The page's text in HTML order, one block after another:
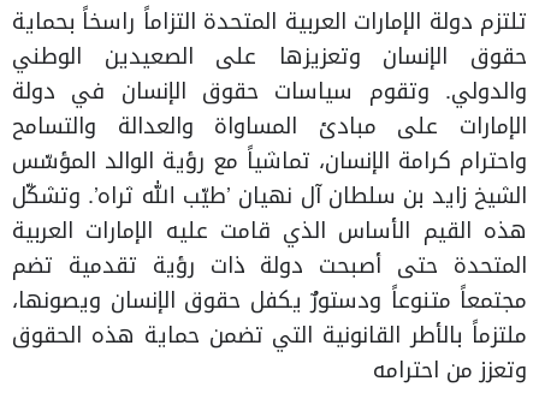
تلتزم دولة الإمارات العربية المتحدة التزاماً راسخاً بحماية
حقوق الإنسان وتعزيزها على الصعيدين الوطني
والدولي. وتقوم سياسات حقوق الإنسان في دولة
الإمارات على مبادئ المساواة والعدالة والتسامح
واحترام كرامة الإنسان، تماشياً مع رؤية الوالد المؤسّس
الشيخ زايد بن سلطان آل نهيان ’طيّب الله ثراه’. وتشكّل
هذه القيم الأساس الذي قامت عليه الإمارات العربية
المتحدة حتى أصبحت دولة ذات رؤية تقدمية تضم
مجتمعاً متنوعاً ودستورٌ يكفل حقوق الإنسان ويصونها،
ملتزماً بالأطر القانونية التي تضمن حماية هذه الحقوق
وتعزز من احترامه